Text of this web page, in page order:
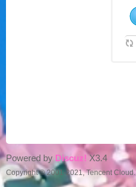
Powered byDiscuz! X3.4
Copyright © 2001-2021, Tencent Cloud.